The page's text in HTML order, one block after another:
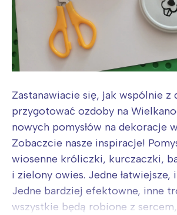
Zastanawiacie się, jak wspólnie z
przygotować ozdoby na
nowych pomysłów na dekoracje
Zobaczcie nasze inspiracje!
wiosenne króliczki, kurczaczki,
i zielony owies. Jedne łatwiejsze,
Jedne bardziej efektowne, inne
wszystkie będą robione z sercem,